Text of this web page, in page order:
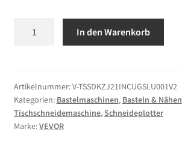
Schnittgröße)
mit
automatischer
Kantenerkennung
In den Warenkorb
Artikelnummer:V-TSSDKZJ21INCUGSLU001V2
Kategorien: Bastelmaschinen, Basteln & Nähen
Tischschneidemaschine,Schneideplotter
Marke:VEVOR